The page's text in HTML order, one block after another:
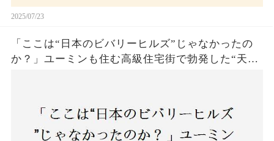
2025/07/23
「ここは“日本のビバリーヒルズ”じゃなかったの
か？」ユーミンも住む高級住宅街で勃発した“天井